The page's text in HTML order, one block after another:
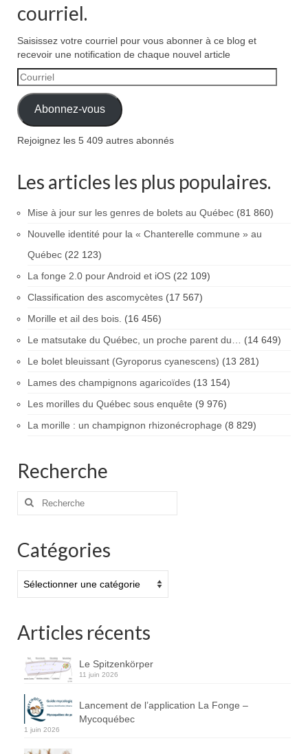
courriel.
Saisissez votre courriel pour vous abonner à ce blog et
recevoir une notification de chaque nouvel article
Courriel
Abonnez-vous
Rejoignez les 5 409 autres abonnés
Les articles les plus populaires.
Mise à jour sur les genres de bolets au Québec (81 860)
Nouvelle identité pour la « Chanterelle commune » au
Québec (22 123)
La fonge 2.0 pour Android et iOS (22 109)
Classification des ascomycètes (17 567)
Morille et ail des bois. (16 456)
Le matsutake du Québec, un proche parent du…
(14 649)
Le bolet bleuissant (Gyroporus cyanescens) (13 281)
Lames des champignons agaricoïdes (13 154)
Les morilles du Québec sous enquête (9 976)
La morille : un champignon rhizonécrophage (8 829)
Recherche
Rechercher
Catégories
Articles récents
Le Spitzenkörper
11 juin 2026
Lancement de l’application La Fonge –
Mycoquébec
1 juin 2026